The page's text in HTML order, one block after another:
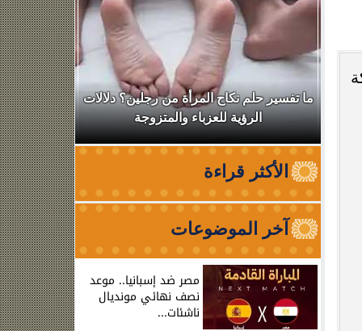
ما تفسير حلم نكاح المرأة من رجلين؟ دلالات
الرؤية للعزباء والمتزوجة
نقابة
من
الأكثر قراءة
آخر الموضوعات
مصر ضد إسبانيا.. موعد
نصف نهائي مونديال
ناشئات...